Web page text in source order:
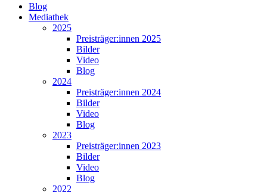
Blog
Mediathek
2025
Preisträger:innen 2025
Bilder
Video
Blog
2024
Preisträger:innen 2024
Bilder
Video
Blog
2023
Preisträger:innen 2023
Bilder
Video
Blog
2022